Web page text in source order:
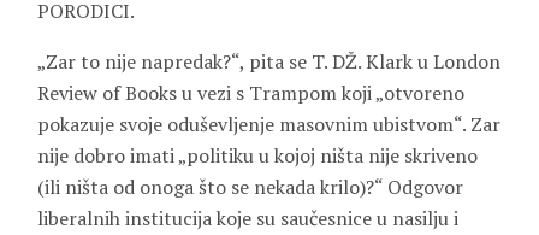
PORODICI.
„Zar to nije napredak?“, pita se T. DŽ. Klark u London
Review of Books u vezi s Trampom koji „otvoreno
pokazuje svoje oduševljenje masovnim ubistvom“. Zar
nije dobro imati „politiku u kojoj ništa nije skriveno
(ili ništa od onoga što se nekada krilo)?“ Odgovor
liberalnih institucija koje su saučesnice u nasilju i